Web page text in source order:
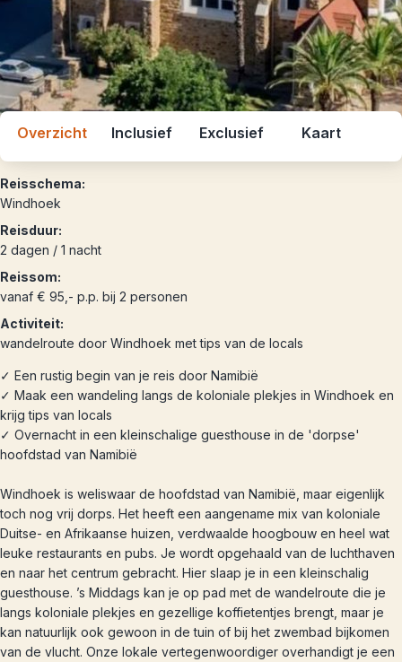
Overzicht Inclusief Exclusief Kaart
Reisschema:
Windhoek
Reisduur:
2 dagen / 1 nacht
Reissom:
vanaf € 95,- p.p. bij 2 personen
Activiteit:
wandelroute door Windhoek met tips van de locals
✓ Een rustig begin van je reis door Namibië
✓ Maak een wandeling langs de koloniale plekjes in Windhoek en
krijg tips van locals
✓ Overnacht in een kleinschalige guesthouse in de 'dorpse'
hoofdstad van Namibië
Windhoek is weliswaar de hoofdstad van Namibië, maar eigenlijk
toch nog vrij dorps. Het heeft een aangename mix van koloniale
Duitse- en Afrikaanse huizen, verdwaalde hoogbouw en heel wat
leuke restaurants en pubs. Je wordt opgehaald van de luchthaven
en naar het centrum gebracht. Hier slaap je in een kleinschalig
guesthouse. ’s Middags kan je op pad met de wandelroute die je
langs koloniale plekjes en gezellige koffietentjes brengt, maar je
kan natuurlijk ook gewoon in de tuin of bij het zwembad bijkomen
van de vlucht. Onze lokale vertegenwoordiger overhandigt je een